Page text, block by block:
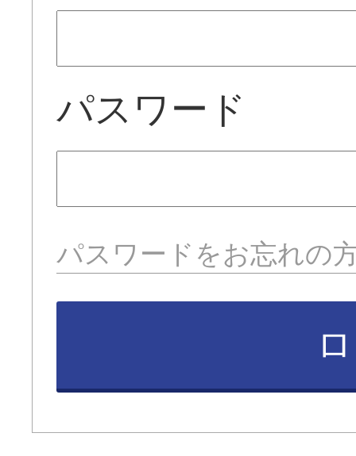
パスワード
パスワードをお忘れの